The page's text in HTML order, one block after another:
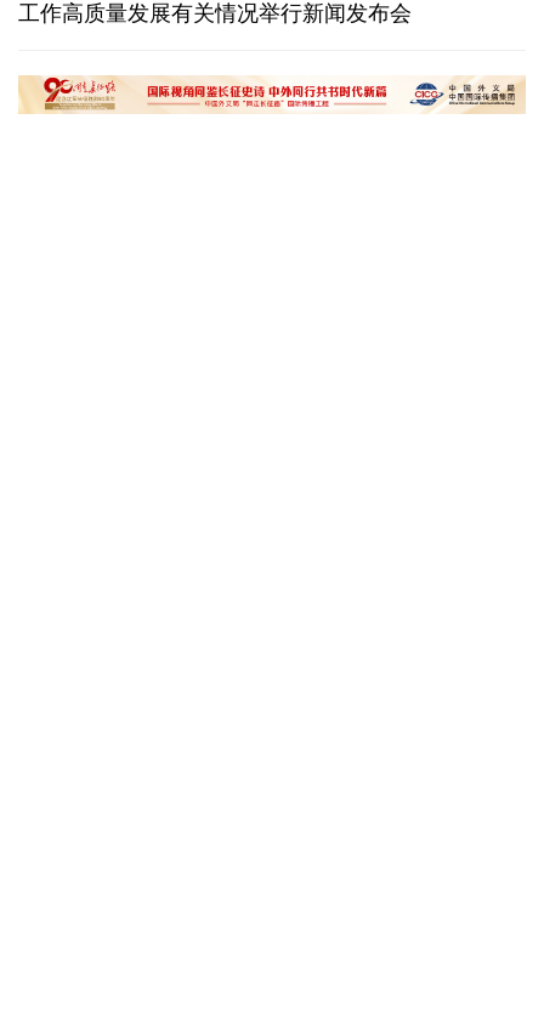
美国前州议员：中国持续在国际事务中发挥引领作用
工作高质量发展有关情况举行新闻发布会